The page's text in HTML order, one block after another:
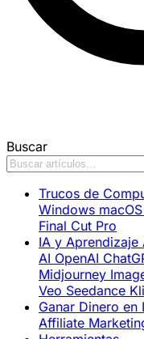
Buscar
Trucos de
Windows macOS
Final Cut Pro
IA y Aprendizaje
AI OpenAI
Midjourney
Veo Seedance
Ganar Dinero en
Affiliate